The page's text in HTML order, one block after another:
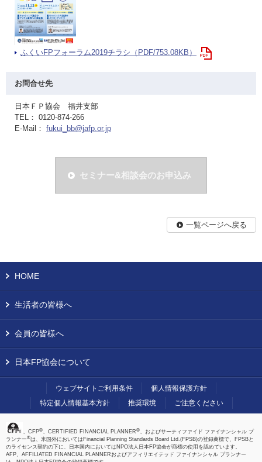
ふくいFPフォーラム2019チラシ（PDF/753.08KB）
お問合せ先
日本ＦＰ協会 福井支部
TEL： 0120-874-266
E-Mail： fukui_bb@jafp.or.jp
セミナー&相談会のお申込み
一覧ページへ戻る
HOME
生活者の皆様へ
会員の皆様へ
日本FP協会について
ウェブサイトご利用条件
個人情報保護方針
特定個人情報基本方針
推奨環境 ご注意ください
、CFP®、CERTIFIED FINANCIAL PLANNER®、およびサーティファイド ファイナンシャル プ
ランナー®は、米国外においてはFinancial Planning Standards Board Ltd.(FPSB)の登録商標で、FPSBと
のライセンス契約の下に、日本国内においてはNPO法人日本FP協会が商標の使用を認めています。
AFP、AFFILIATED FINANCIAL PLANNERおよびアフィリエイテッド ファイナンシャル プランナー